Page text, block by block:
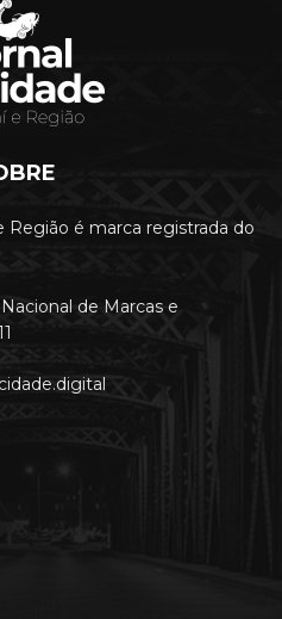
Região é marca registrada do
de Marcas e